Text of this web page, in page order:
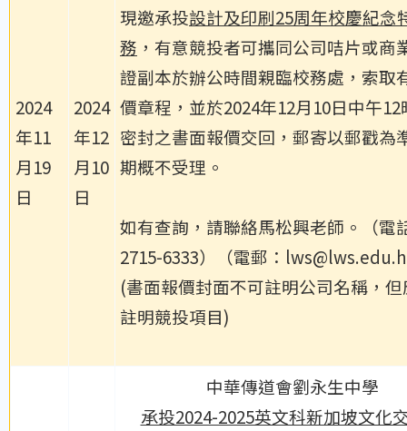
2024
年11
月19
日
2024
年12
月10
日
現邀承投設計及印刷25周年校慶紀念
務 ，有意競投者可攜同公司咭片或商
證副本於辦公時間親臨校務處，索取
價章程，並於2024年12月10日中午12
密封之書面報價交回，郵寄以郵戳為
期概不受理。
如有查詢，請聯絡馬松興老師。（電
2715-6333）（電郵：
(書面報價封面不可註明公司名稱，
註明競投項目)
中華傳道會劉永生中學
承投2024-2025英文科新加坡文化